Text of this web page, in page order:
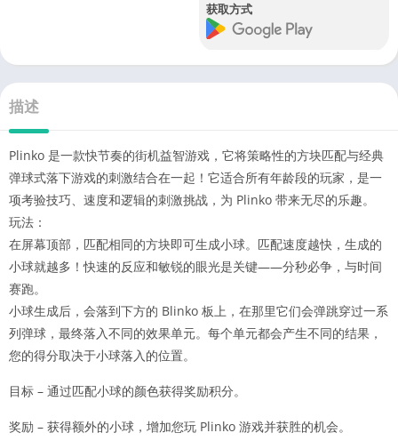
获取方式
描述
Plinko 是一款快节奏的街机益智游戏，它将策略性的方块匹配与经典
弹球式落下游戏的刺激结合在一起！它适合所有年龄段的玩家，是一
项考验技巧、速度和逻辑的刺激挑战，为 Plinko 带来无尽的乐趣。
玩法：
在屏幕顶部，匹配相同的方块即可生成小球。匹配速度越快，生成的
小球就越多！快速的反应和敏锐的眼光是关键——分秒必争，与时间
赛跑。
小球生成后，会落到下方的 Blinko 板上，在那里它们会弹跳穿过一系
列弹球，最终落入不同的效果单元。每个单元都会产生不同的结果，
您的得分取决于小球落入的位置。
目标 – 通过匹配小球的颜色获得奖励积分。
奖励 – 获得额外的小球，增加您玩 Plinko 游戏并获胜的机会。